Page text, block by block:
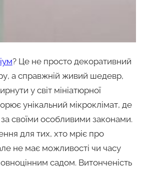
? Це не просто декоративний
а справжній живий шедевр,
у світ мініатюрної
унікальний мікроклімат, де
своїми особливими законами.
для тих, хто мріє про
не має можливості чи часу
садом. Витонченість